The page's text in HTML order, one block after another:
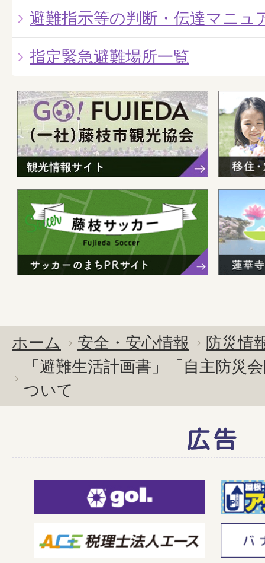
避難指示等の判断・伝達マニュ
指定緊急避難場所一覧
ホーム 安全・安心情報
防災情
「避難生活計画書」「自主防災
ついて
広告